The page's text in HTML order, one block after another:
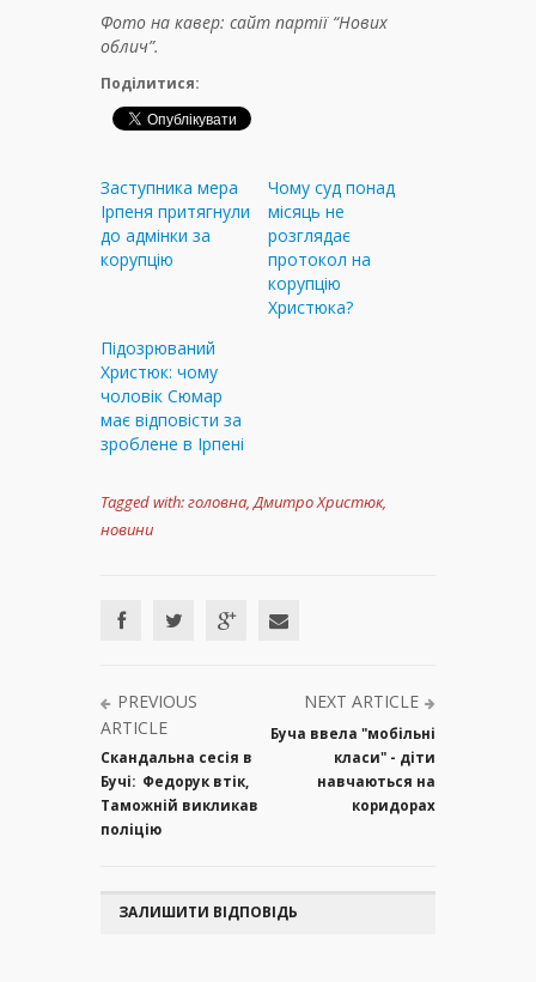
Фото на кавер: сайт партії “Нових
облич”.
Поділитися:
Заступника мера
Ірпеня притягнули
до адмінки за
корупцію
Чому суд понад
місяць не
розглядає
протокол на
корупцію
Христюка?
Підозрюваний
Христюк: чому
чоловік Сюмар
має відповісти за
зроблене в Ірпені
Tagged with:головна,Дмитро Христюк,
новини
PREVIOUS
ARTICLE
Скандальна сесія в
Бучі: Федорук втік,
Таможній викликав
поліцію
NEXT ARTICLE
Буча ввела "мобільні
класи" - діти
навчаються на
коридорах
ЗАЛИШИТИ ВІДПОВІДЬ